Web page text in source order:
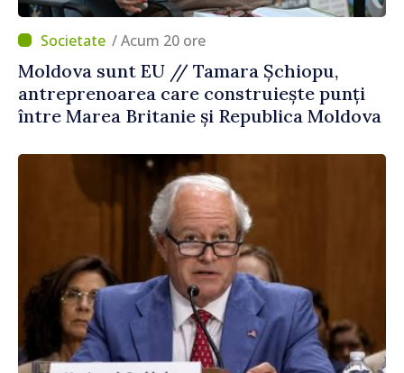
/ Acum 20 ore
Moldova sunt EU // Tamara Șchiopu,
antreprenoarea care construiește punți
între Marea Britanie și Republica Moldova